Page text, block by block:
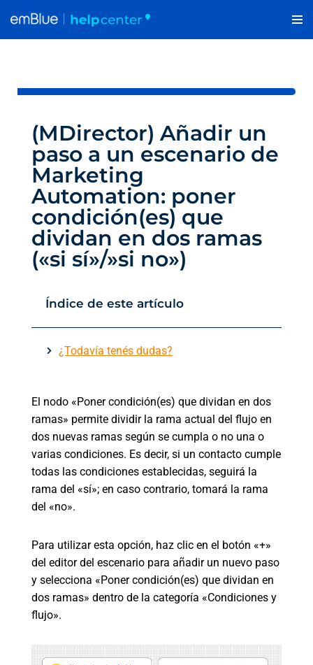
Saltar
(MDirector) Añadir un
paso a un escenario de
Marketing
Automation: poner
condición(es) que
dividan en dos ramas
(«si sí»/»si no»)
Índice de este artículo
¿Todavía tenés dudas?
El nodo «Poner condición(es) que dividan en dos
ramas» permite dividir la rama actual del flujo en
dos nuevas ramas según se cumpla o no una o
varias condiciones. Es decir, si un contacto cumple
todas las condiciones establecidas, seguirá la
rama del «sí»; en caso contrario, tomará la rama
del «no».
Para utilizar esta opción, haz clic en el botón «+»
del editor del escenario para añadir un nuevo paso
y selecciona «Poner condición(es) que dividan en
dos ramas» dentro de la categoría «Condiciones y
flujo».